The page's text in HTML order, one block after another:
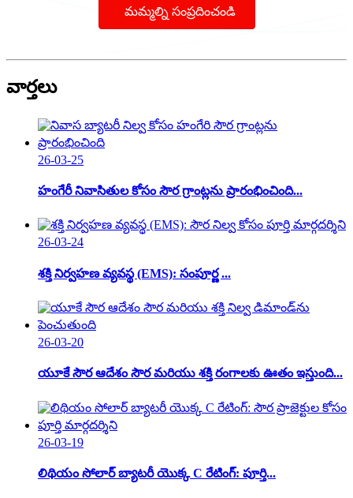
మమ్మల్ని సంప్రదించండి
వార్తలు
26-03-25
హంగేరీ నివాసితుల కోసం సౌర గ్రాంట్లను ప్రారంభించింది...
26-03-24
శక్తి నిర్వహణ వ్యవస్థ (EMS): సంపూర్ణ ...
26-03-20
యూకే సౌర ఆదేశం సౌర మరియు శక్తి రంగాలకు ఊతం ఇస్తుంది...
26-03-19
లిథియం సోలార్ బ్యాటరీ యొక్క C రేటింగ్: పూర్తి...